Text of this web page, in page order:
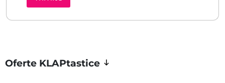
Oferte KLAPtastice